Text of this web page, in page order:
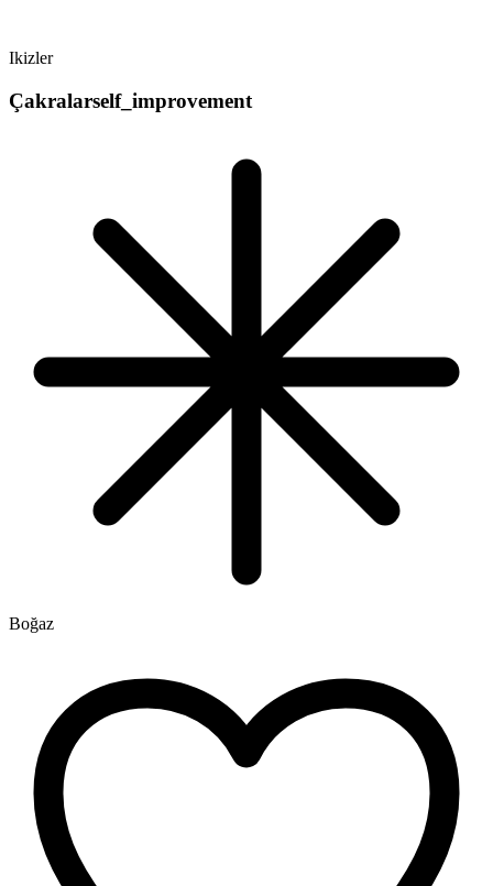
Ikizler
Çakralarself_improvement
Boğaz